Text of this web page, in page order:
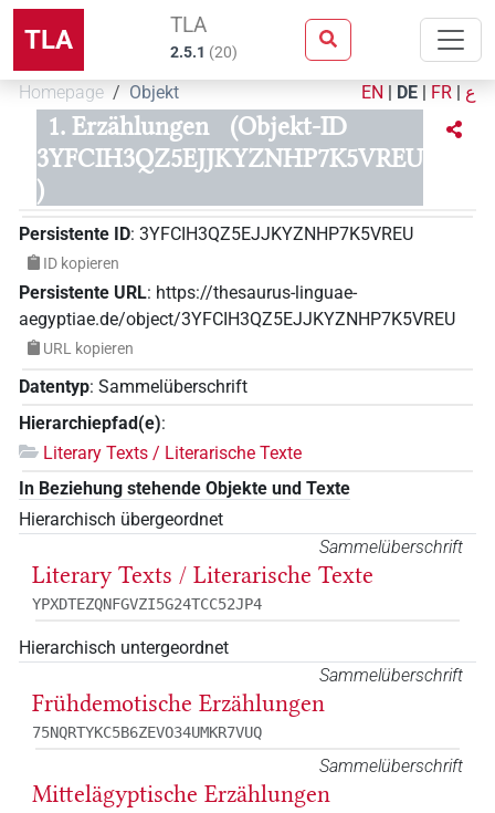
TLA TLA
2.5.1 (20)
Homepage Objekt EN | DE | FR | ع
1. Erzählungen
(Objekt-ID
3YFCIH3QZ5EJJKYZNHP7K5VREU
)
Persistente ID: 3YFCIH3QZ5EJJKYZNHP7K5VREU
ID kopieren
Persistente URL: https://thesaurus-linguae-
aegyptiae.de/object/3YFCIH3QZ5EJJKYZNHP7K5VREU
URL kopieren
Datentyp: Sammelüberschrift
Hierarchiepfad(e):
Literary Texts / Literarische Texte
In Beziehung stehende Objekte und Texte
Hierarchisch übergeordnet
Sammelüberschrift
Literary Texts / Literarische Texte
YPXDTEZQNFGVZI5G24TCC52JP4
Hierarchisch untergeordnet
Sammelüberschrift
Frühdemotische Erzählungen
75NQRTYKC5B6ZEVO34UMKR7VUQ
Sammelüberschrift
Mittelägyptische Erzählungen